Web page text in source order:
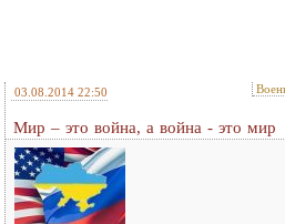
03.08.2014 22:50
Мир – это война, а война - это мир